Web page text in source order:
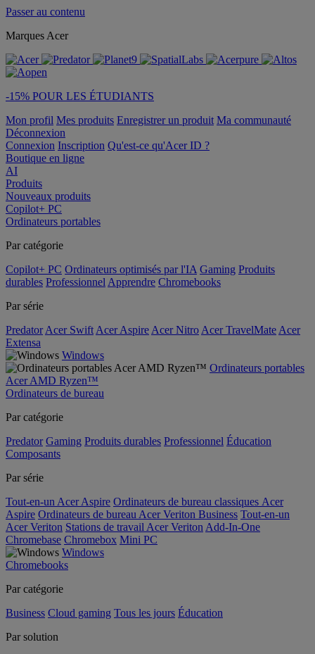
Passer au contenu
Marques Acer
-15% POUR LES ÉTUDIANTS
Mon profil Mes produits Enregistrer un produit Ma communauté
Déconnexion
Connexion Inscription Qu'est-ce qu'Acer ID ?
Boutique en ligne
AI
Produits
Nouveaux produits
Copilot+ PC
Ordinateurs portables
Par catégorie
Copilot+ PC Ordinateurs optimisés par l'IA Gaming Produits
durables Professionnel Apprendre Chromebooks
Par série
Predator Acer Swift Acer Aspire Acer Nitro Acer TravelMate Acer
Extensa
Windows
Ordinateurs portables
Acer AMD Ryzen™
Ordinateurs de bureau
Par catégorie
Predator Gaming Produits durables Professionnel Éducation
Composants
Par série
Tout-en-un Acer Aspire Ordinateurs de bureau classiques Acer
Aspire Ordinateurs de bureau Acer Veriton Business Tout-en-un
Acer Veriton Stations de travail Acer Veriton Add-In-One
Chromebase Chromebox Mini PC
Windows
Chromebooks
Par catégorie
Business Cloud gaming Tous les jours Éducation
Par solution